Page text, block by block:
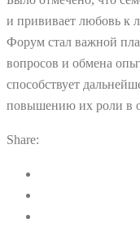
и прививает любовь к
Форум стал важной
вопросов и обмена
способствует
повышению их роли в
Share: